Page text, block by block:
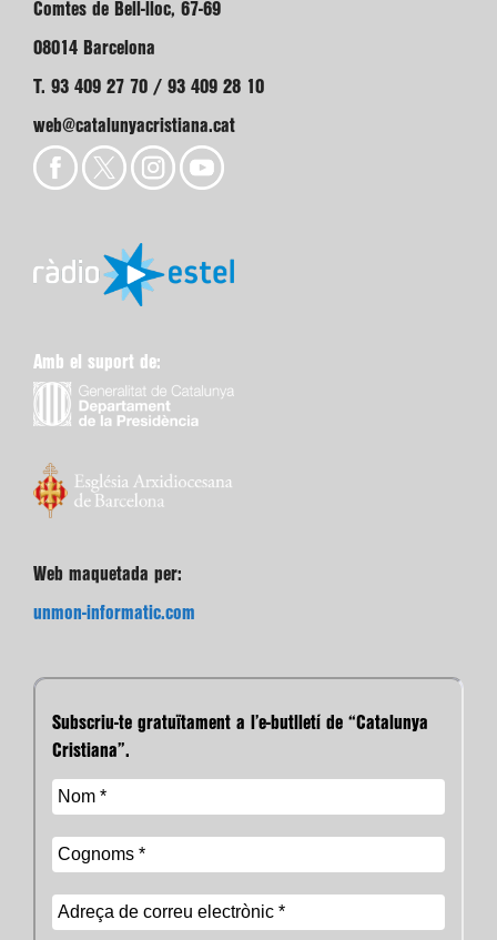
Comtes de Bell-lloc, 67-69
08014 Barcelona
T. 93 409 27 70 / 93 409 28 10
web@catalunyacristiana.cat
Amb el suport de:
Web maquetada per:
unmon-informatic.com
Subscriu-te gratuïtament a l’e-butlletí de “Catalunya
Cristiana”.